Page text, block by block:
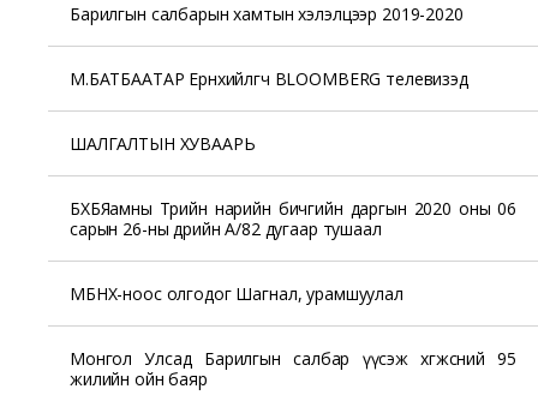
Барилгын салбарын хамтын хэлэлцээр 2019-2020
М.БАТБААТАР Ерөнхийлөгч BLOOMBERG телевизэд
ШАЛГАЛТЫН ХУВААРЬ
БХБЯамны Төрийн нарийн бичгийн даргын 2020 оны 06
сарын 26-ны өдрийн А/82 дугаар тушаал
МБНХ-ноос олгодог Шагнал, урамшуулал
Монгол Улсад Барилгын салбар үүсэж хөгжсөний 95
жилийн ойн баяр